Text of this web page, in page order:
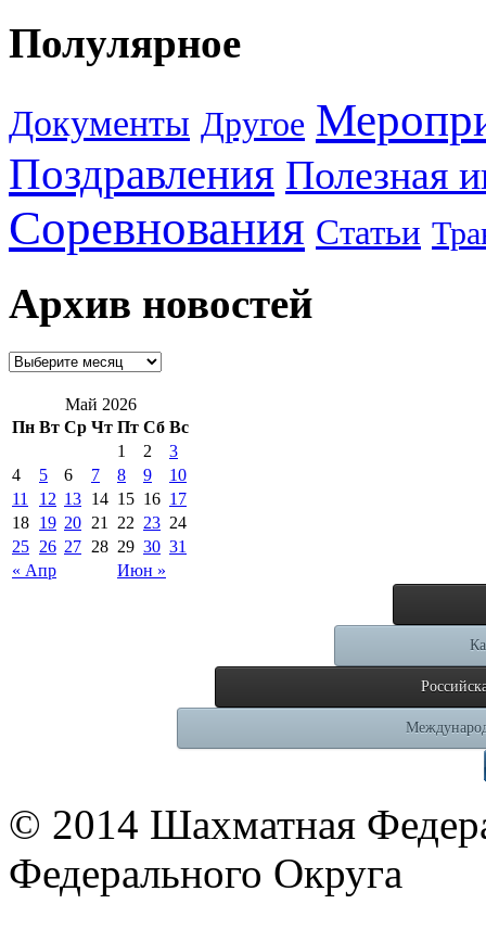
Полулярное
Документы Другое
Поздравления Полезная
Соревнования Статьи
Архив новостей
Май 2026
Пн Вт Ср Чт Пт Сб Вс
« Апр Июн »
1 2
3
4
5 6 7 8 9
10
11
12 13 14 15 16 17
18 19 20 21 22 23 24
25 26 27 28 29 30 31
© 2014 Шахматная
Федерального Округа